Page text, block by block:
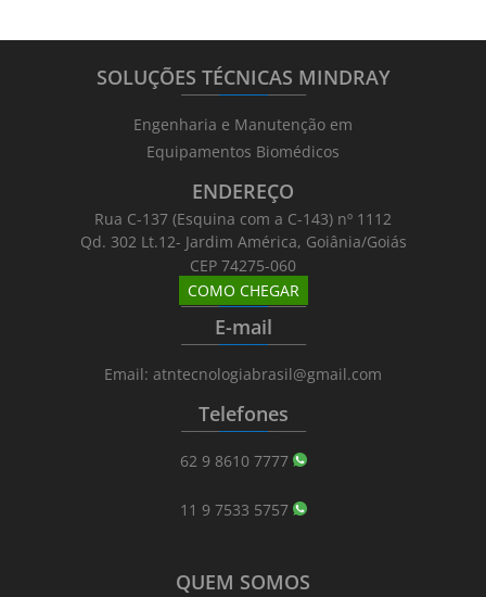
SOLUÇÕES TÉCNICAS MINDRAY
_______________________
Engenharia e Manutenção em
Equipamentos Biomédicos
ENDEREÇO
Rua C-137 (Esquina com a C-143) nº 1112
Qd. 302 Lt.12- Jardim América, Goiânia/Goiás
CEP 74275-060
COMO CHEGAR
_______________________
E-mail
_______________________
Email: atntecnologiabrasil@gmail.com
Telefones
_______________________
62 9 8610 7777
11 9 7533 5757
QUEM SOMOS
_______________________